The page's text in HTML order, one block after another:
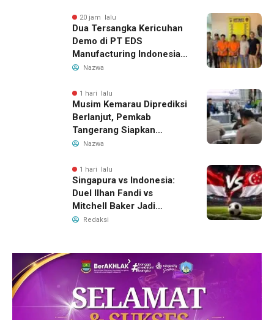
20 jam lalu
Dua Tersangka Kericuhan
Demo di PT EDS
Manufacturing Indonesia
Ditahan, Polda Banten
Pengelolaan Limbah
Nazwa
1 hari lalu
Musim Kemarau Diprediksi
Berlanjut, Pemkab
Tangerang Siapkan
Langkah Antisipasi Krisis
Nazwa
1 hari lalu
Singapura vs Indonesia:
Duel Ilhan Fandi vs
Mitchell Baker Jadi
Sorotan di Piala AFF 2026
Redaksi